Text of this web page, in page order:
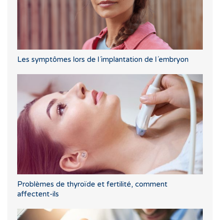
Les symptômes lors de l´implantation de l´embryon
Problèmes de thyroïde et fertilité, comment
affectent-ils